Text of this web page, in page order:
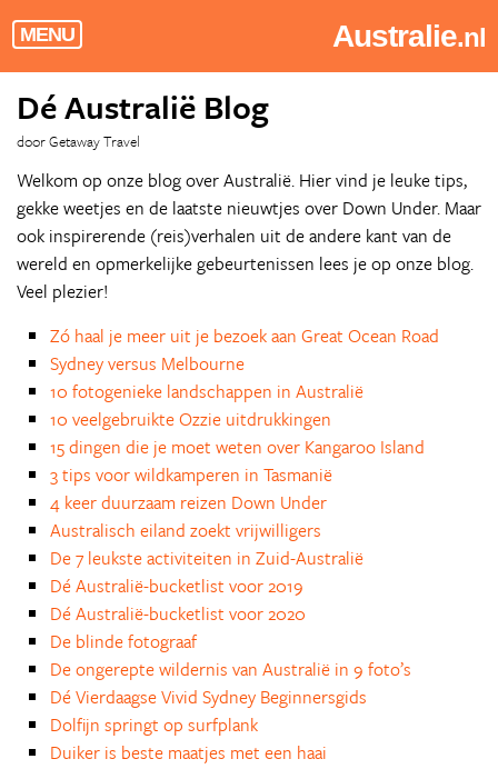
MENU Australie.nl
Dé Australië Blog
door Getaway Travel
Welkom op onze blog over Australië. Hier vind je leuke tips,
gekke weetjes en de laatste nieuwtjes over Down Under. Maar
ook inspirerende (reis)verhalen uit de andere kant van de
wereld en opmerkelijke gebeurtenissen lees je op onze blog.
Veel plezier!
Zó haal je meer uit je bezoek aan Great Ocean Road
Sydney versus Melbourne
10 fotogenieke landschappen in Australië
10 veelgebruikte Ozzie uitdrukkingen
15 dingen die je moet weten over Kangaroo Island
3 tips voor wildkamperen in Tasmanië
4 keer duurzaam reizen Down Under
Australisch eiland zoekt vrijwilligers
De 7 leukste activiteiten in Zuid-Australië
Dé Australië-bucketlist voor 2019
Dé Australië-bucketlist voor 2020
De blinde fotograaf
De ongerepte wildernis van Australië in 9 foto’s
Dé Vierdaagse Vivid Sydney Beginnersgids
Dolfijn springt op surfplank
Duiker is beste maatjes met een haai